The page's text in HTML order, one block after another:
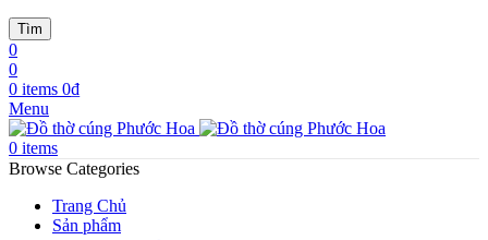
Tìm
0
0
0 items 0₫
Menu
0 items
Browse Categories
Trang Chủ
Sản phẩm